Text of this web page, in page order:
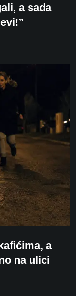
a sada
a
na ulici